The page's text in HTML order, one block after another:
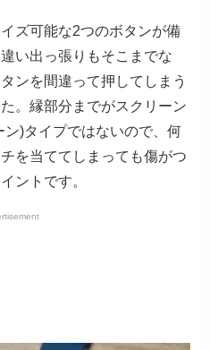
ズ可能な2つのボタンが備
い出っ張りもそこまでな
ンを間違って押してしまう
。縁部分までがスクリーン
)タイプではないので、何
を当ててしまっても傷がつ
ントです。